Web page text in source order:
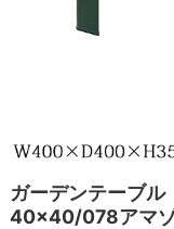
ガーデンテーブ
40×40/078アマ